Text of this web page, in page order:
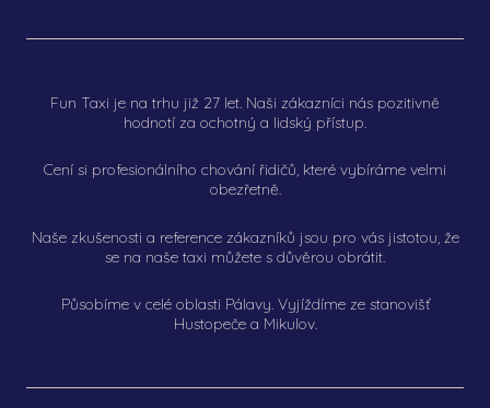
Fun Taxi je na trhu již 27 let. Naši zákazníci nás pozitivně
hodnotí za ochotný a lidský přístup.
Cení si profesionálního chování řidičů, které vybíráme velmi
obezřetně.
Naše zkušenosti a reference zákazníků jsou pro vás jistotou, že
se na naše taxi můžete s důvěrou obrátit.
Působíme v celé oblasti Pálavy. Vyjíždíme ze stanovišť
Hustopeče a Mikulov.